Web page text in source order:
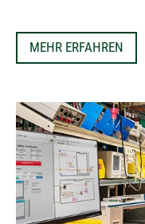
MEHR ERFAHREN